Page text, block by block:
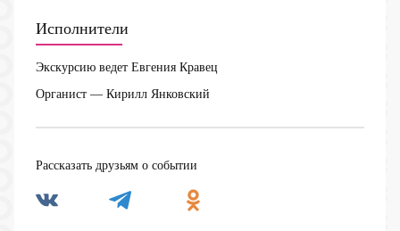
Исполнители
Экскурсию ведет Евгения Кравец
Органист — Кирилл Янковский
Рассказать друзьям о событии